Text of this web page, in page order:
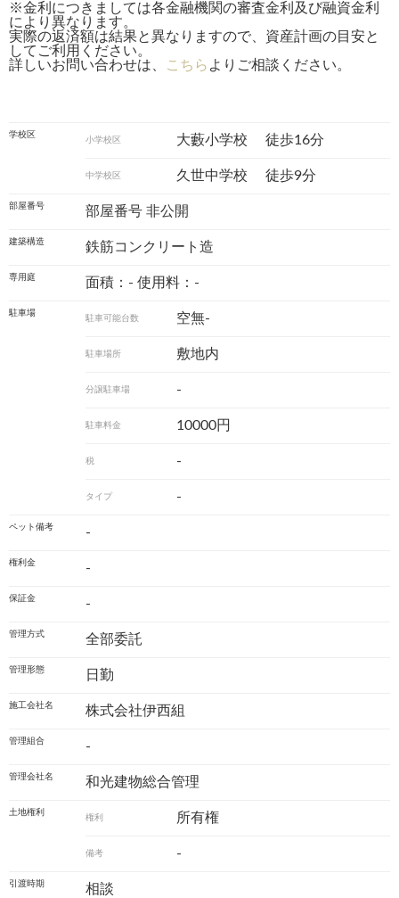
※金利につきましては各金融機関の審査金利及び融資金利
により異なります。
実際の返済額は結果と異なりますので、資産計画の目安と
してご利用ください。
詳しいお問い合わせは、
こちら よりご相談ください。
学校区
小学校区 大藪小学校 徒歩16分
中学校区 久世中学校 徒歩9分
部屋番号 部屋番号 非公開
建築構造 鉄筋コンクリート造
専用庭 面積：- 使用料：-
駐車場
駐車可能台数 空無-
駐車場所 敷地内
分譲駐車場 -
駐車料金 10000円
税 -
タイプ -
ペット備考 -
権利金 -
保証金 -
管理方式 全部委託
管理形態 日勤
施工会社名 株式会社伊西組
管理組合 -
管理会社名 和光建物総合管理
土地権利
権利 所有権
備考 -
引渡時期
相談